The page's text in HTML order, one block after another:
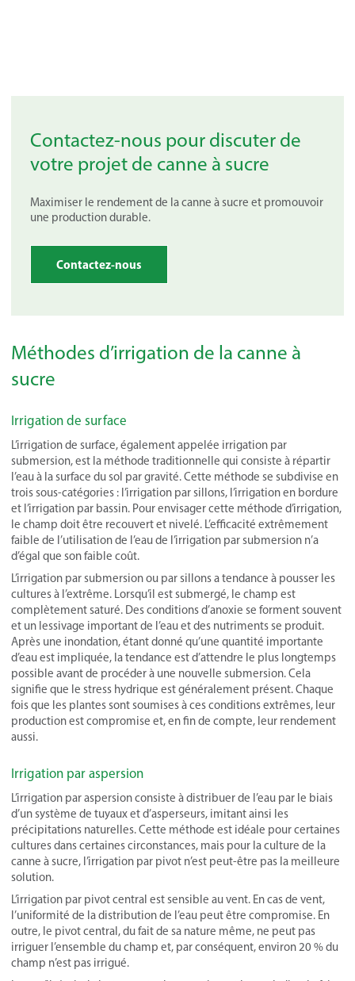
Contactez-nous pour discuter de
votre projet de canne à sucre
Maximiser le rendement de la canne à sucre et promouvoir
une production durable.
Contactez-nous
Méthodes d’irrigation de la canne à
sucre
Irrigation de surface
L’irrigation de surface, également appelée irrigation par
submersion, est la méthode traditionnelle qui consiste à répartir
l’eau à la surface du sol par gravité. Cette méthode se subdivise en
trois sous-catégories : l’irrigation par sillons, l’irrigation en bordure
et l’irrigation par bassin. Pour envisager cette méthode d’irrigation,
le champ doit être recouvert et nivelé. L’efficacité extrêmement
faible de l’utilisation de l’eau de l’irrigation par submersion n’a
d’égal que son faible coût.
L’irrigation par submersion ou par sillons a tendance à pousser les
cultures à l’extrême. Lorsqu’il est submergé, le champ est
complètement saturé. Des conditions d’anoxie se forment souvent
et un lessivage important de l’eau et des nutriments se produit.
Après une inondation, étant donné qu’une quantité importante
d’eau est impliquée, la tendance est d’attendre le plus longtemps
possible avant de procéder à une nouvelle submersion. Cela
signifie que le stress hydrique est généralement présent. Chaque
fois que les plantes sont soumises à ces conditions extrêmes, leur
production est compromise et, en fin de compte, leur rendement
aussi.
Irrigation par aspersion
L’irrigation par aspersion consiste à distribuer de l’eau par le biais
d’un système de tuyaux et d’asperseurs, imitant ainsi les
précipitations naturelles. Cette méthode est idéale pour certaines
cultures dans certaines circonstances, mais pour la culture de la
canne à sucre, l’irrigation par pivot n’est peut-être pas la meilleure
solution.
L’irrigation par pivot central est sensible au vent. En cas de vent,
l’uniformité de la distribution de l’eau peut être compromise. En
outre, le pivot central, du fait de sa nature même, ne peut pas
irriguer l’ensemble du champ et, par conséquent, environ 20 % du
champ n’est pas irrigué.